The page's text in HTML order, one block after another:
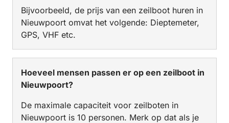
Bijvoorbeeld, de prijs van een zeilboot huren in
Nieuwpoort omvat het volgende: Dieptemeter,
GPS, VHF etc.
Hoeveel mensen passen er op een zeilboot in
Nieuwpoort?
De maximale capaciteit voor zeilboten in
Nieuwpoort is 10 personen. Merk op dat als je